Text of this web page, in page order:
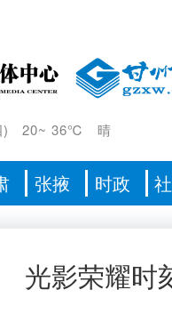
) 20~ 36℃ 晴
张掖 时政
光影荣耀时